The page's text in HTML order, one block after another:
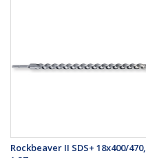
Rockbeaver II SDS+ 18x400/470,